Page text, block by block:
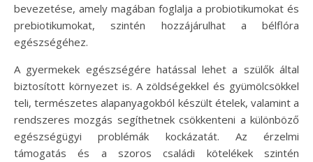
bevezetése, amely magában foglalja a probiotikumokat és
prebiotikumokat, szintén hozzájárulhat a bélflóra
egészségéhez.
A gyermekek egészségére hatással lehet a szülők által
biztosított környezet is. A zöldségekkel és gyümölcsökkel
teli, természetes alapanyagokból készült ételek, valamint a
rendszeres mozgás segíthetnek csökkenteni a különböző
egészségügyi problémák kockázatát. Az érzelmi
támogatás és a szoros családi kötelékek szintén